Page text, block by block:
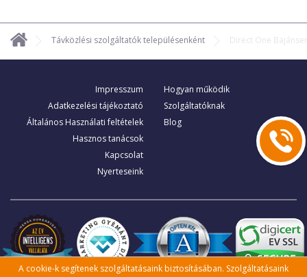
Távközlési szolgáltatók településenként Direct One
Impresszum
Adatkezelési tájékoztató
Általános Használati feltételek
Hasznos tanácsok
Kapcsolat
Nyerteseink
Hogyan működik
Szolgáltatóknak
Blog
A cookie-k segítenek szolgáltatásaink biztosításában. Szolgáltatásaink